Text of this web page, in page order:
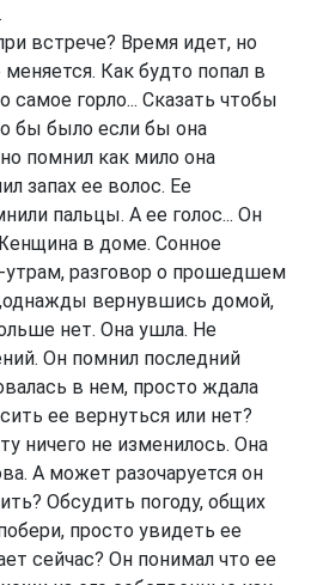
встрече? Время идет, но
Как будто попал в
самое горло... Сказать чтобы
бы было если бы она
помнил как мило она
запах ее волос. Ее
пальцы. А ее голос... Он
в доме. Сонное
утрам, разговор о прошедшем
вернувшись домой,
нет. Она ушла. Не
Он помнил последний
в нем, просто ждала
ее вернуться или нет?
ничего не изменилось. Она
А может разочаруется он
Обсудить погоду, общих
просто увидеть ее
сейчас? Он понимал что ее